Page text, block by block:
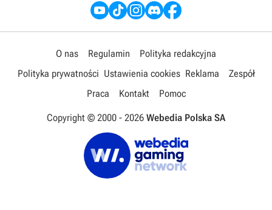
O nas Regulamin
Polityka redakcyjna
Polityka prywatności Ustawienia cookies Reklama
Zespół
Praca
Kontakt Pomoc
Copyright © 2000 - 2026 Webedia Polska SA